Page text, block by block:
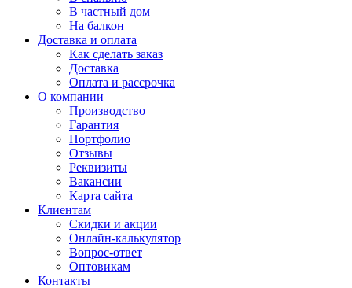
В частный дом
На балкон
Доставка и оплата
Как сделать заказ
Доставка
Оплата и рассрочка
О компании
Производство
Гарантия
Портфолио
Отзывы
Реквизиты
Вакансии
Карта сайта
Клиентам
Скидки и акции
Онлайн-калькулятор
Вопрос-ответ
Оптовикам
Контакты